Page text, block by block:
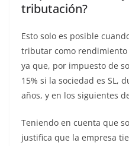
tributación?
Esto solo es posible
tributar como rendimiento
ya que, por impuesto de
15% si la sociedad es SL,
años, y en los siguientes
Teniendo en cuenta que
justifica que la empresa